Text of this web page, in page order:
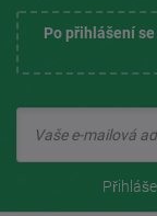
Po přihlášení